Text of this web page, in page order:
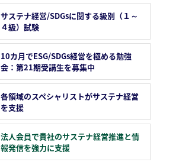
サステナ経営/SDGsに関する級別（１～
４級）試験
10カ月でESG/SDGs経営を極める勉強
会：第21期受講生を募集中
各領域のスペシャリストがサステナ経営
を支援
法人会員で貴社のサステナ経営推進と情
報発信を強力に支援